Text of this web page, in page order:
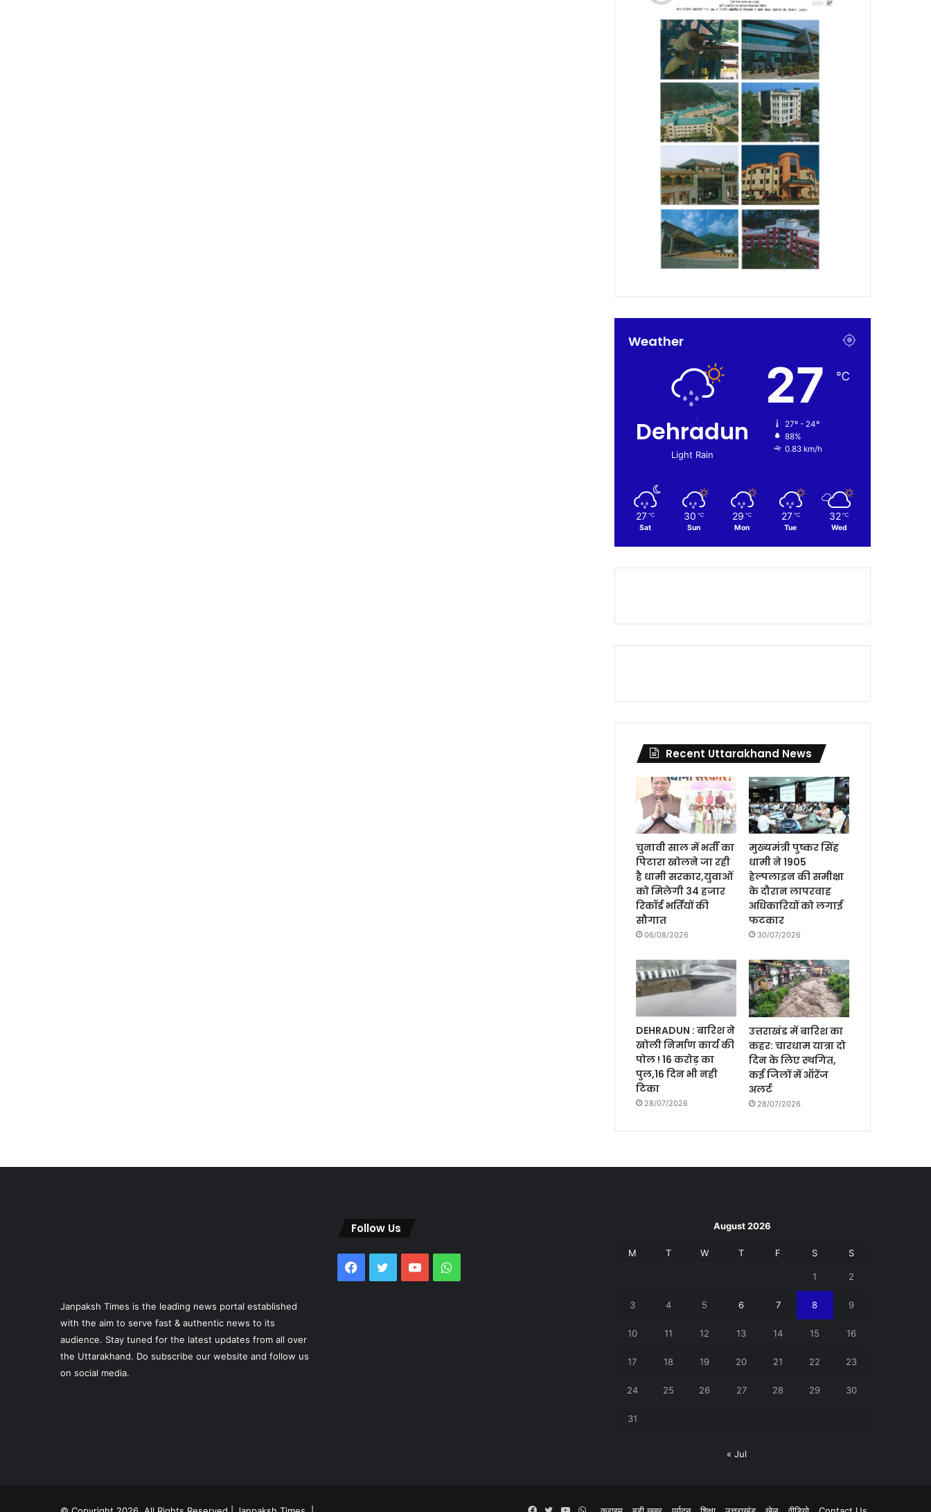
Weather
Dehradun
Light Rain
27 ℃
27º - 24º
88%
0.83 km/h
27 ℃
Sat
30 ℃
Sun
29 ℃
Mon
27 ℃
Tue
32 ℃
Wed
Recent Uttarakhand News
चुनावी साल में भर्ती का
पिटारा खोलने जा रही
है धामी सरकार,युवाओं
को मिलेगी 34 हजार
रिकॉर्ड भर्तियों की
सौगात
06/08/2026
मुख्यमंत्री पुष्कर सिंह
धामी ने 1905
हेल्पलाइन की समीक्षा
के दौरान लापरवाह
अधिकारियों को लगाई
फटकार
30/07/2026
DEHRADUN : बारिश ने
खोली निर्माण कार्य की
पोल ! 16 करोड़ का
पुल,16 दिन भी नही
टिका
28/07/2026
उत्तराखंड में बारिश का
कहर: चारधाम यात्रा दो
दिन के लिए स्थगित,
कई जिलों में ऑरेंज
अलर्ट
28/07/2026
Janpaksh Times is the leading news portal established
with the aim to serve fast & authentic news to its
audience. Stay tuned for the latest updates from all over
the Uttarakhand. Do subscribe our website and follow us
on social media.
Follow Us
Facebook
TwitterYouTube
August 2026
M T W T F S S
1 2
3 4 5 6 7 8 9
10 11 12 13 14 15 16
17 18 19 20 21 22 23
24 25 26 27 28 29 30
31
« Jul